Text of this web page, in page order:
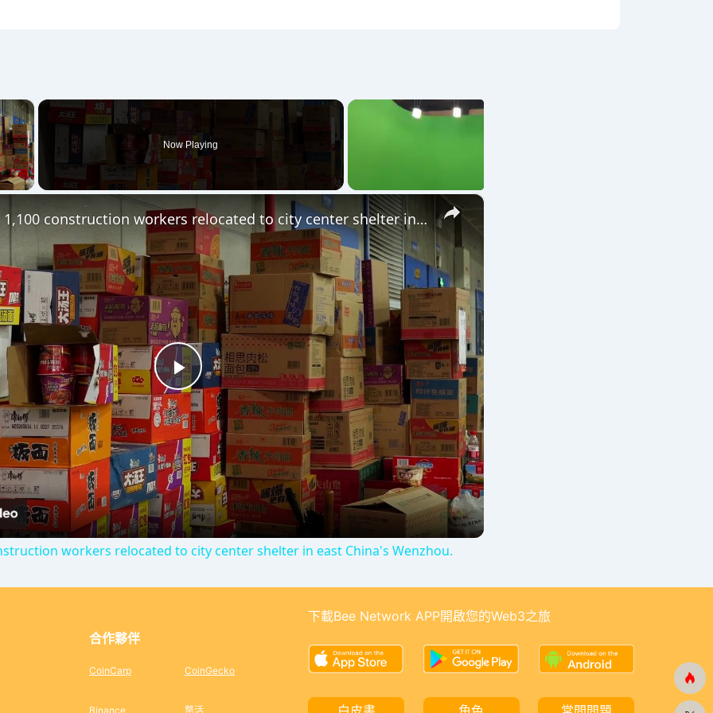
×
Video
Now Playing
×
P
l
a
y
V
d
China: Over 1,100 construction workers relocated to city center shelter in east China's Wenzhou.
workers relocated to city center shelter in east China's Wenzhou.
合作夥伴
CoinCarp
Binance
CoinGecko
幣活
下載Bee Network APP開啟您的Web3之旅